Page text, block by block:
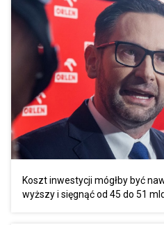
Koszt inwestycji mógłby być
wyższy i sięgnąć od 45 do 51